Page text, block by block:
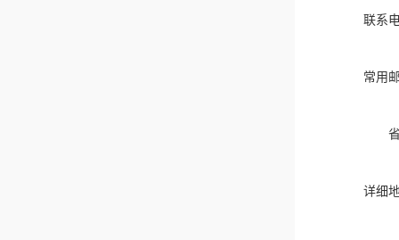
联系
常用
详细